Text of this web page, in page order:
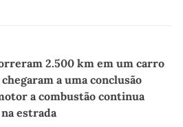
2.500 km em um carro
a uma conclusão
a combustão continua
estrada